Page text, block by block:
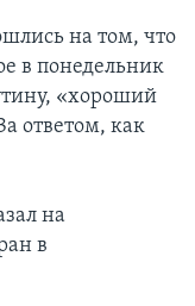
на том, что
в понедельник
«хороший
ответом, как
на
в